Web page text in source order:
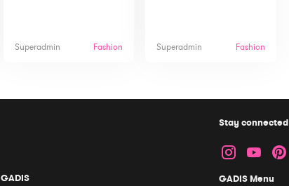
Superadmin Fashion Superadmin Fashion
GADIS
Stay connected
GADIS Menu